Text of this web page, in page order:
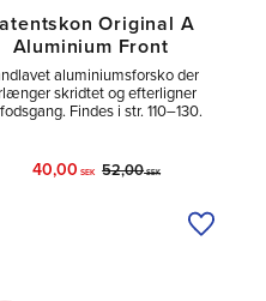
Original A
Aluminium Front
aluminiumsforsko der
skridtet og efterligner
Findes i str. 110–130.
40,00 SEK 52,00SEK
Tilføj til